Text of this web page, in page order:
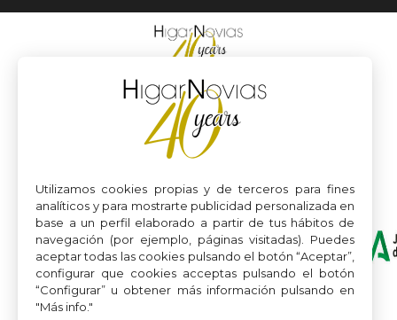
Utilizamos cookies propias y de terceros para fines
analíticos y para mostrarte publicidad personalizada en
base a un perfil elaborado a partir de tus hábitos de
navegación (por ejemplo, páginas visitadas). Puedes
aceptar todas las cookies pulsando el botón “Aceptar”,
configurar que cookies acceptas pulsando el botón
“Configurar” u obtener más información pulsando en
"Más info."